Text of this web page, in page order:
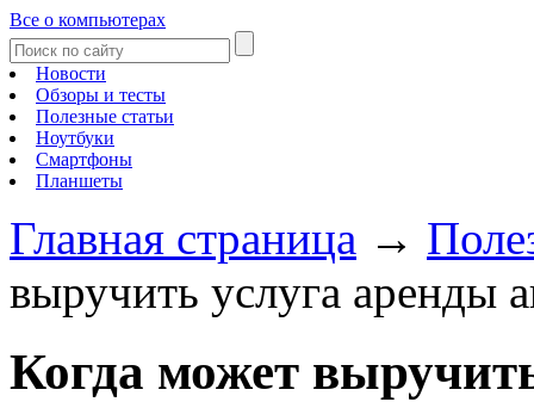
Все о компьютерах
Новости
Обзоры и тесты
Полезные статьи
Ноутбуки
Смартфоны
Планшеты
Главная страница →
выручить услуга аренды
Когда может